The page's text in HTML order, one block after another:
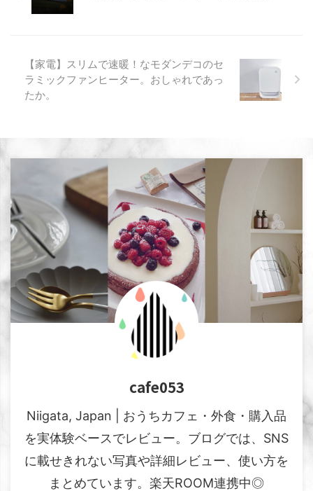
【家電】スリムで速暖！なモダンデコのセ
ラミックファンヒーター。おしゃれであっ
たか。
cafe053
Niigata, Japan | おうちカフェ・外食・購入品
を実体験ベースでレビュー。ブログでは、SNS
に載せきれない写真や詳細レビュー、使い方を
まとめています。楽天ROOM連携中◎